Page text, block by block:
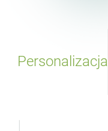
Personalizacja